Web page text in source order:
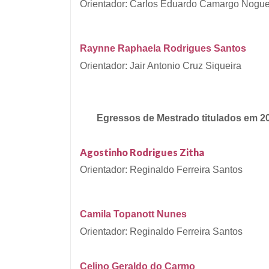
Orientador: Carlos Eduardo Camargo
Raynne Raphaela Rodrigues Santos
Orientador: Jair Antonio Cruz Siqueira
Egressos de Mestrado titulados em
Agostinho Rodrigues Zitha
Orientador: Reginaldo Ferreira Santos
Camila Topanott Nunes
Orientador: Reginaldo Ferreira Santos
Celino Geraldo do Carmo